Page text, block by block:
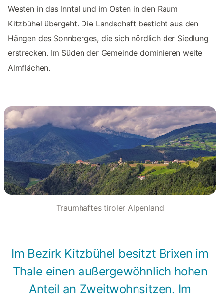
Westen in das Inntal und im Osten in den Raum
Kitzbühel übergeht. Die Landschaft besticht aus den
Hängen des Sonnberges, die sich nördlich der Siedlung
erstrecken. Im Süden der Gemeinde dominieren weite
Almflächen.
Traumhaftes tiroler Alpenland
Im Bezirk Kitzbühel besitzt Brixen im
Thale einen außergewöhnlich hohen
Anteil an Zweitwohnsitzen. Im